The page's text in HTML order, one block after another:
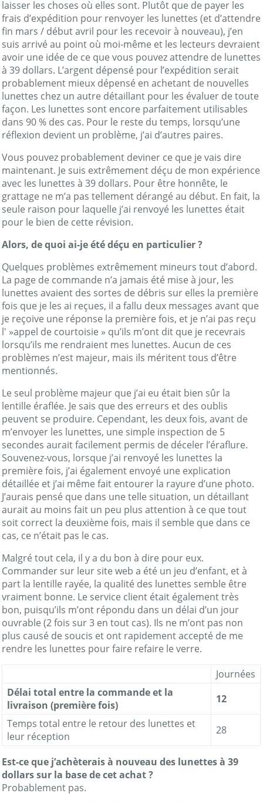
laisser les choses où elles sont. Plutôt que de payer les
frais d’expédition pour renvoyer les lunettes (et d’attendre
fin mars / début avril pour les recevoir à nouveau), j’en
suis arrivé au point où moi-même et les lecteurs devraient
avoir une idée de ce que vous pouvez attendre de lunettes
à 39 dollars. L’argent dépensé pour l’expédition serait
probablement mieux dépensé en achetant de nouvelles
lunettes chez un autre détaillant pour les évaluer de toute
façon. Les lunettes sont encore parfaitement utilisables
dans 90 % des cas. Pour le reste du temps, lorsqu’une
réflexion devient un problème, j’ai d’autres paires.
Vous pouvez probablement deviner ce que je vais dire
maintenant. Je suis extrêmement déçu de mon expérience
avec les lunettes à 39 dollars. Pour être honnête, le
grattage ne m’a pas tellement dérangé au début. En fait, la
seule raison pour laquelle j’ai renvoyé les lunettes était
pour le bien de cette révision.
Alors, de quoi ai-je été déçu en particulier ?
Quelques problèmes extrêmement mineurs tout d’abord.
La page de commande n’a jamais été mise à jour, les
lunettes avaient des sortes de débris sur elles la première
fois que je les ai reçues, il a fallu deux messages avant que
je reçoive une réponse la première fois, et je n’ai pas reçu
l' »appel de courtoisie » qu’ils m’ont dit que je recevrais
lorsqu’ils me rendraient mes lunettes. Aucun de ces
problèmes n’est majeur, mais ils méritent tous d’être
mentionnés.
Le seul problème majeur que j’ai eu était bien sûr la
lentille éraflée. Je sais que des erreurs et des oublis
peuvent se produire. Cependant, les deux fois, avant de
m’envoyer les lunettes, une simple inspection de 5
secondes aurait facilement permis de déceler l’éraflure.
Souvenez-vous, lorsque j’ai renvoyé les lunettes la
première fois, j’ai également envoyé une explication
détaillée et j’ai même fait entourer la rayure d’une photo.
J’aurais pensé que dans une telle situation, un détaillant
aurait au moins fait un peu plus attention à ce que tout
soit correct la deuxième fois, mais il semble que dans ce
cas, ce n’était pas le cas.
Malgré tout cela, il y a du bon à dire pour eux.
Commander sur leur site web a été un jeu d’enfant, et à
part la lentille rayée, la qualité des lunettes semble être
vraiment bonne. Le service client était également très
bon, puisqu’ils m’ont répondu dans un délai d’un jour
ouvrable (2 fois sur 3 en tout cas). Ils ne m’ont pas non
plus causé de soucis et ont rapidement accepté de me
rendre les lunettes pour faire refaire le verre.
Journées
Délai total entre la commande et la
livraison (première fois)
12
Temps total entre le retour des lunettes et
leur réception
28
Est-ce que j’achèterais à nouveau des lunettes à 39
dollars sur la base de cet achat ?
Probablement pas.